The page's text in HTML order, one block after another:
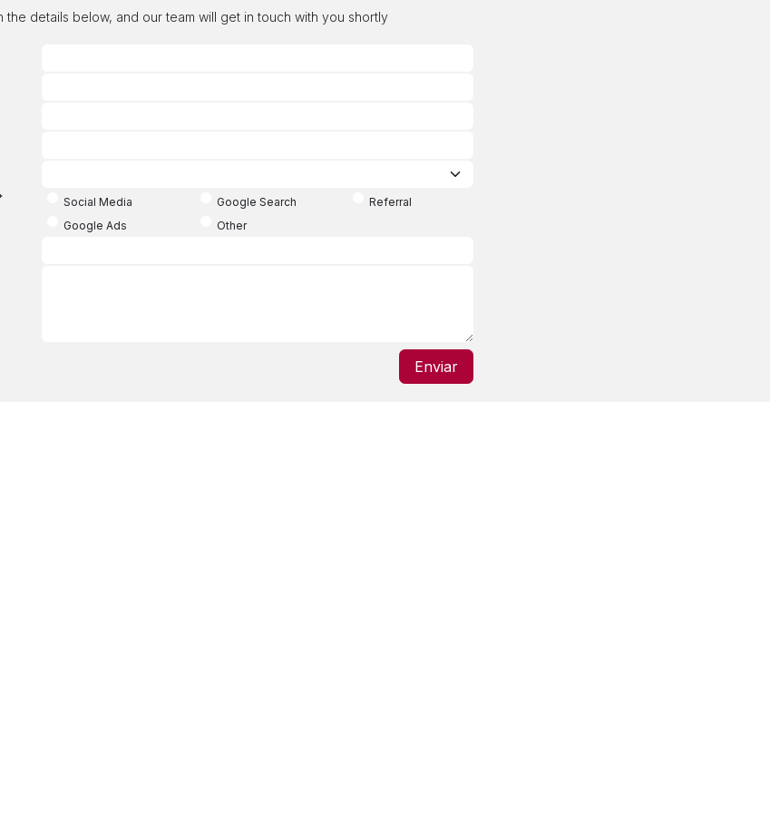
the details below, and our team will get in touch with you shortly
Social Media Google Search
Referral
Google Ads
Other
Enviar